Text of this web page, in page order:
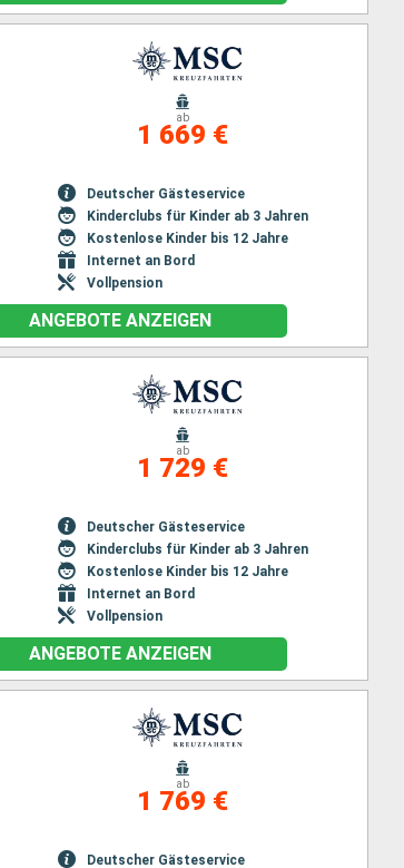
ab
1 669 €
Deutscher Gästeservice
Kinderclubs für Kinder ab 3 Jahren
Kostenlose Kinder bis 12 Jahre
Internet an Bord
Vollpension
ANGEBOTE ANZEIGEN
ab
1 729 €
Deutscher Gästeservice
Kinderclubs für Kinder ab 3 Jahren
Kostenlose Kinder bis 12 Jahre
Internet an Bord
Vollpension
ANGEBOTE ANZEIGEN
ab
1 769 €
Deutscher Gästeservice